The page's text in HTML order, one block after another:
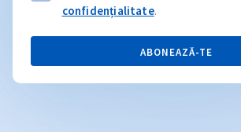
confidențialitate.
ABONEAZĂ-TE